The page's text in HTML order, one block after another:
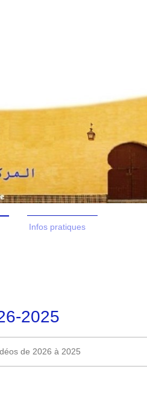
Infos pratiques
2025
de 2026 à 2025